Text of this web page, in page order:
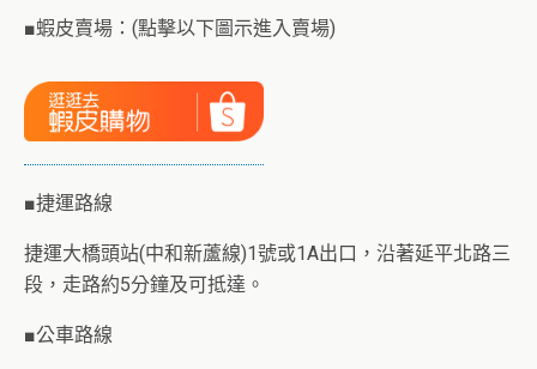
■蝦皮賣場：(點擊以下圖示進入賣場)
■捷運路線
捷運大橋頭站(中和新蘆線)1號或1A出口，沿著延平北路三
段，走路約5分鐘及可抵達。
■公車路線